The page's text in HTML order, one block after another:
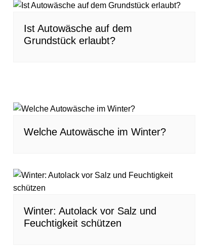
Ist Autowäsche auf dem
Grundstück erlaubt?
Welche Autowäsche im Winter?
Winter: Autolack vor Salz und
Feuchtigkeit schützen